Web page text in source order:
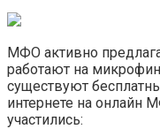
МФО активно
работают на
существуют
интернете на онлайн
участились: